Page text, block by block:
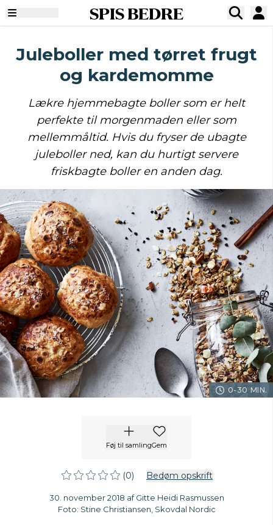
SPIS BEDRE
Juleboller med tørret frugt
og kardemomme
Lækre hjemmebagte boller som er helt
perfekte til morgenmaden eller som
mellemmåltid. Hvis du fryser de ubagte
juleboller ned, kan du hurtigt servere
friskbagte boller en anden dag.
0-30 MIN.
Føj til samlingGem
(0) Bedøm opskrift
30. november 2018 af Gitte Heidi Rasmussen
Foto: Stine Christiansen, Skovdal Nordic